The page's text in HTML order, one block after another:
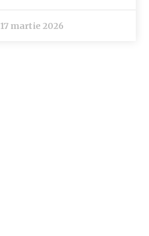
17 martie 2026